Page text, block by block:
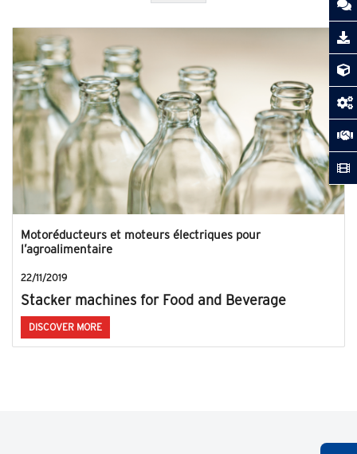
Motoréducteurs et moteurs électriques pour
l’agroalimentaire
22/11/2019
Stacker machines for Food and Beverage
DISCOVER MORE